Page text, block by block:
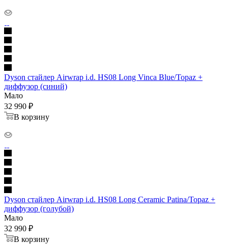
Dyson стайлер Airwrap i.d. HS08 Long Vinca Blue/Topaz +
диффузор (синий)
Мало
32 990 ₽
В корзину
Dyson стайлер Airwrap i.d. HS08 Long Ceramic Patina/Topaz +
диффузор (голубой)
Мало
32 990 ₽
В корзину